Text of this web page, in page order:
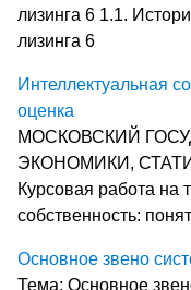
лизинга 6 1.1.
лизинга 6
Интеллектуальная
оценка
МОСКОВСКИЙ
ЭКОНОМИКИ,
Курсовая работа на
собственность:
Основное звено
Тема: Основное